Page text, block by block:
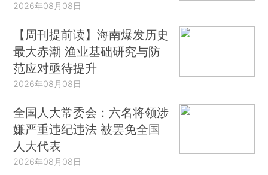
2026年08月08日
【周刊提前读】海南爆发历史
最大赤潮 渔业基础研究与防
范应对亟待提升
2026年08月08日
全国人大常委会：六名将领涉
嫌严重违纪违法 被罢免全国
人大代表
2026年08月08日